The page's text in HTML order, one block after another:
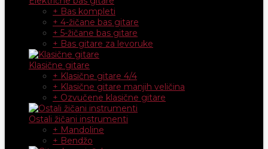
+ Bas kompleti
+ 4-žičane bas gitare
+ 5-žičane bas gitare
+ Bas gitare za levoruke
Klasične gitare
+ Klasične gitare 4/4
+ Klasične gitare manjih veličina
+ Ozvučene klasične gitare
Ostali žičani instrumenti
+ Mandoline
+ Bendžo